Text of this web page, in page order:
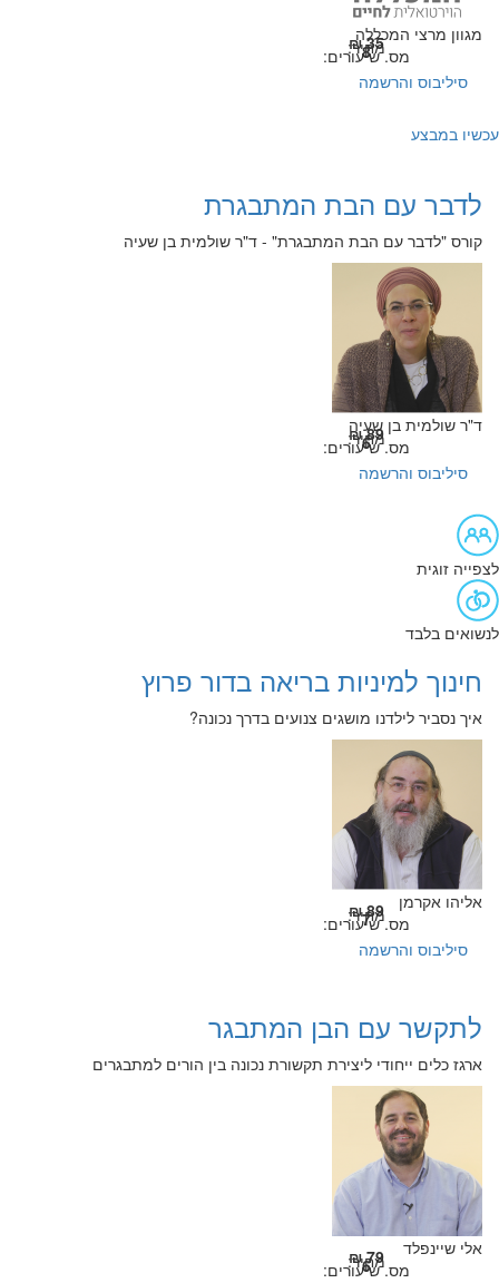
מגוון מרצי המכללה
מחיר:
35 ₪
מס. שיעורים:
8
סיליבוס והרשמה
עכשיו במבצע
לדבר עם הבת המתבגרת
קורס "לדבר עם הבת המתבגרת" - ד"ר שולמית בן שעיה
ד"ר שולמית בן שעיה
מחיר:
89 ₪
מס. שיעורים:
6
סיליבוס והרשמה
לצפייה זוגית
לנשואים בלבד
חינוך למיניות בריאה בדור פרוץ
איך נסביר לילדנו מושגים צנועים בדרך נכונה?
אליהו אקרמן
מחיר:
89 ₪
מס. שיעורים:
7
סיליבוס והרשמה
לתקשר עם הבן המתבגר
ארגז כלים ייחודי ליצירת תקשורת נכונה בין הורים למתבגרים
אלי שיינפלד
מחיר:
79 ₪
מס. שיעורים:
6